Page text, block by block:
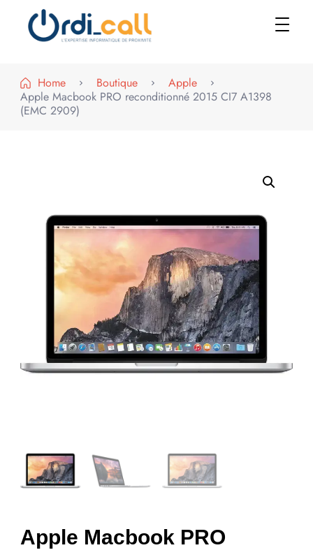
Home
Boutique
Apple
Apple Macbook PRO reconditionné 2015 CI7 A1398
(EMC 2909)
Apple Macbook PRO